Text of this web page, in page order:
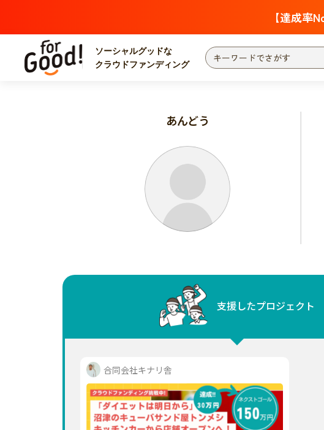
【達成率
ソーシャルグッドな
クラウドファンディング
注目 支援金額が
国際協力
災害
北海道・東北
関東
新潟
中国
四国
九州・沖縄 福岡
あんどう
支援したプロジェクト
合同会社キナリ舎